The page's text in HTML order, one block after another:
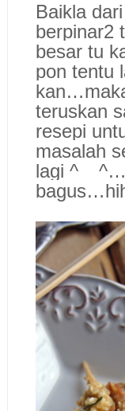
Baikla
berpinar2
besar tu
pon tentu
teruskan
resepi
masalah
lagi